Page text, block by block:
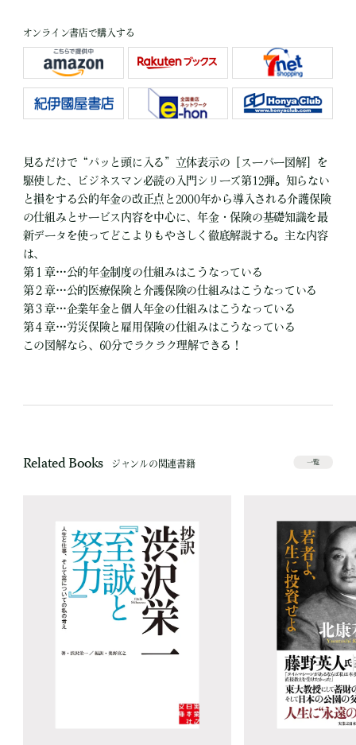
オンライン書店で購入する
見るだけで“パッと頭に入る”立体表示の［スーパー図解］を
駆使した、ビジネスマン必読の入門シリーズ第12弾。知らない
と損をする公的年金の改正点と2000年から導入される介護保険
の仕組みとサービス内容を中心に、年金・保険の基礎知識を最
新データを使ってどこよりもやさしく徹底解説する。主な内容
は、
第１章…公的年金制度の仕組みはこうなっている
第２章…公的医療保険と介護保険の仕組みはこうなっている
第３章…企業年金と個人年金の仕組みはこうなっている
第４章…労災保険と雇用保険の仕組みはこうなっている
この図解なら、60分でラクラク理解できる！
Related Books ジャンルの関連書籍 一覧